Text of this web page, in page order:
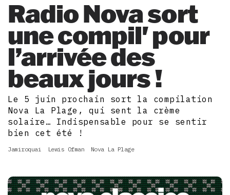
Radio Nova sort
une compil' pour
l’arrivée des
beaux jours !
Le 5 juin prochain sort la compilation
Nova La Plage, qui sent la crème
solaire… Indispensable pour se sentir
bien cet été !
Jamiroquai Lewis Ofman Nova La Plage